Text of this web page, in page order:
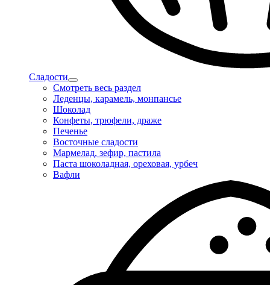
Сладости
Смотреть весь раздел
Леденцы, карамель, монпансье
Шоколад
Конфеты, трюфели, драже
Печенье
Восточные сладости
Мармелад, зефир, пастила
Паста шоколадная, ореховая, урбеч
Вафли